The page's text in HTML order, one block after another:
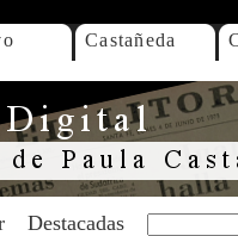
Castañeda
Destacadas